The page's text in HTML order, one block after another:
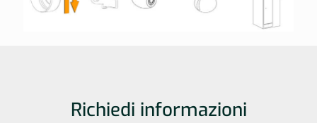
Richiedi informazioni